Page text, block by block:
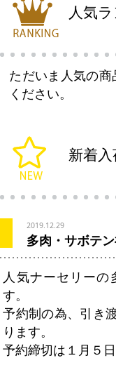
人気
ただいま人気の
ください。
新着
2019.12.29
多肉・サボテ
人気ナーセリーの
す。
予約制の為、引き
ります。
予約締切は１月５日